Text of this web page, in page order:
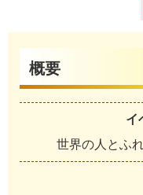
概要
イ
世界の人とふ